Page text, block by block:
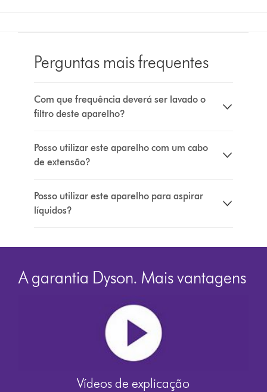
Perguntas mais frequentes
Com que frequência deverá ser lavado o
filtro deste aparelho?
Posso utilizar este aparelho com um cabo
de extensão?
Posso utilizar este aparelho para aspirar
líquidos?
A garantia Dyson. Mais vantagens
Vídeos de explicação